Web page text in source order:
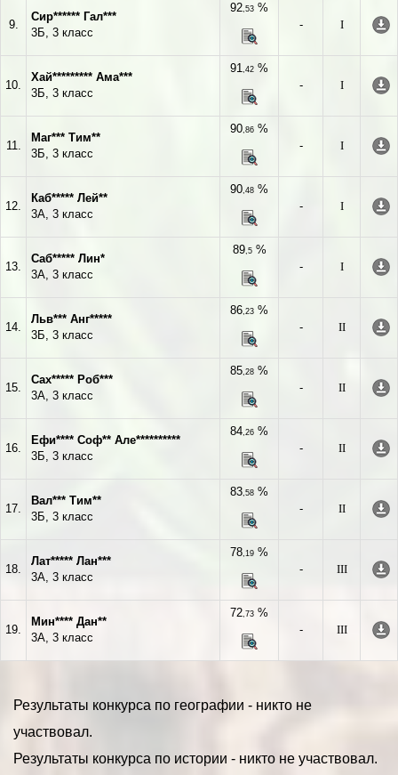
9.
Сир****** Гал***
3Б, 3 класс
92,53 %
-
I
10.
Хай********* Ама***
3Б, 3 класс
91,42 %
-
I
11.
Маг*** Тим**
3Б, 3 класс
90,86 %
-
I
12.
Каб***** Лей**
3А, 3 класс
90,48 %
-
I
13.
Саб***** Лин*
3А, 3 класс
89,5%
-
I
14.
Льв*** Анг*****
3Б, 3 класс
86,23 %
-
II
15.
Сах***** Роб***
3А, 3 класс
85,28 %
-
II
16.
Ефи**** Соф** Але**********
3Б, 3 класс
84,26 %
-
II
17.
Вал*** Тим**
3Б, 3 класс
83,58 %
-
II
18.
Лат***** Лан***
3А, 3 класс
78,19 %
-
III
19.
Мин**** Дан**
3А, 3 класс
72,73 %
-
III
Результаты конкурса по географии - никто не
участвовал.
Результаты конкурса по истории - никто не участвовал.